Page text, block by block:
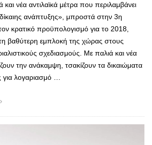
και νέα αντιλαϊκά μέτρα που περιλαμβάνει
ανάπτυξης», μπροστά στην 3η
κρατικό προϋπολογισμό για το 2018,
βαθύτερη εμπλοκή της χώρας στους
σχεδιασμούς. Με παλιά και νέα
την ανάκαμψη, τσακίζουν τα δικαιώματα
για λογαριασμό …